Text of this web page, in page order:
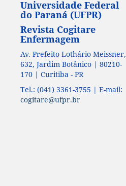
Universidade Federal
do Paraná (UFPR)
Revista Cogitare
Enfermagem
Av. Prefeito Lothário Meissner,
632, Jardim Botânico | 80210-
170 | Curitiba - PR
Tel.: (041) 3361-3755 | E-mail:
cogitare@ufpr.br